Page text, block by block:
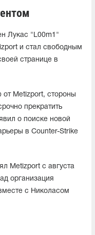
Лукас "⁠L00m1⁠"
и стал свободным
странице в
Metizport, стороны
прекратить
о поиске новой
в Counter-Strike
Metizport с августа
организация
с Николасом